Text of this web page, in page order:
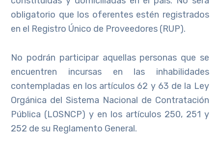
obligatorio que los oferentes estén registrados
en el Registro Único de Proveedores (RUP).
No podrán participar aquellas personas que se
encuentren incursas en las inhabilidades
contempladas en los artículos 62 y 63 de la Ley
Orgánica del Sistema Nacional de Contratación
Pública (LOSNCP) y en los artículos 250, 251 y
252 de su Reglamento General.